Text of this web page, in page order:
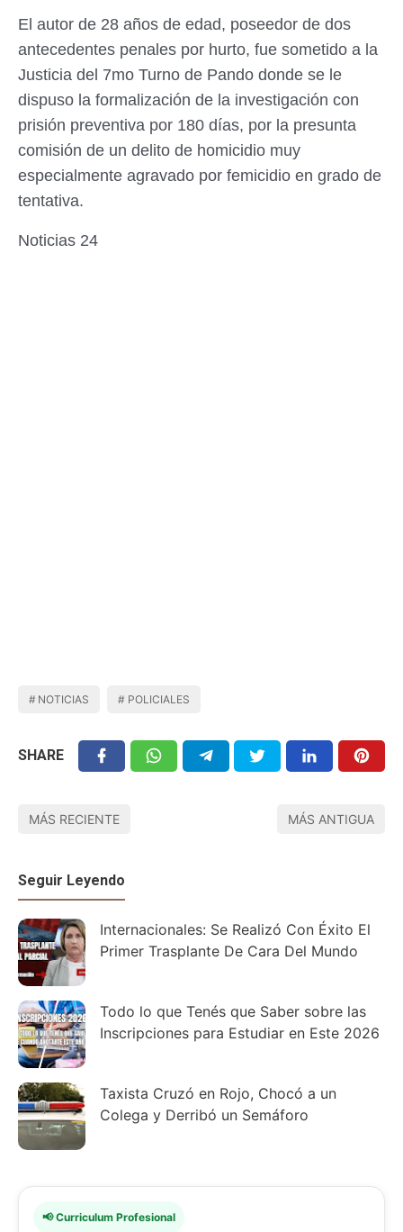
El autor de 28 años de edad, poseedor de dos
antecedentes penales por hurto, fue sometido a la
Justicia del 7mo Turno de Pando donde se le
dispuso la formalización de la investigación con
prisión preventiva por 180 días, por la presunta
comisión de un delito de homicidio muy
especialmente agravado por femicidio en grado de
tentativa.
Noticias 24
NOTICIAS POLICIALES
SHARE
MÁS RECIENTE MÁS ANTIGUA
Seguir Leyendo
Internacionales: Se Realizó Con Éxito El
Primer Trasplante De Cara Del Mundo
Todo lo que Tenés que Saber sobre las
Inscripciones para Estudiar en Este 2026
Taxista Cruzó en Rojo, Chocó a un
Colega y Derribó un Semáforo
📢 Curriculum Profesional